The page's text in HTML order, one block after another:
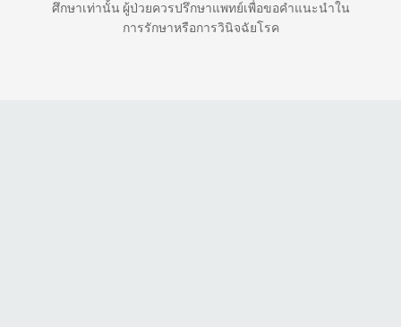
ศึกษาเท่านั้น ผู้ป่วยควรปรึกษาแพทย์เพื่อขอคำแนะนำใน
การรักษาหรือการวินิจฉัยโรค